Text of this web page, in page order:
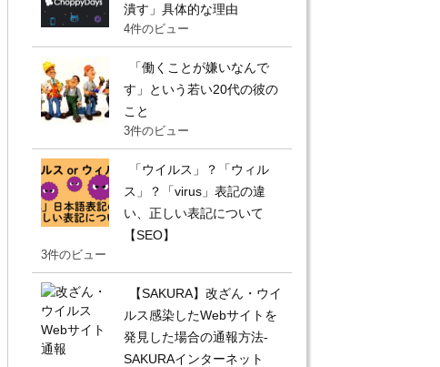
潰す」具体的な理由
4件のビュー
「働くことが嫌いなんで
す」という若い20代の彼の
こと
3件のビュー
「ウイルス」？「ウィル
ス」？「virus」表記の違
い、正しい表記について
【SEO】
3件のビュー
【SAKURA】改ざん・ウイ
ルス感染したWebサイトを
発見した場合の通報方法-
SAKURAインターネット